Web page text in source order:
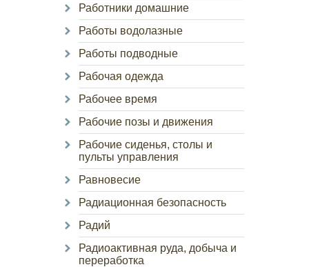
Работники домашние
Работы водолазные
Работы подводные
Рабочая одежда
Рабочее время
Рабочие позы и движения
Рабочие сиденья, столы и
пульты управления
Равновесие
Радиационная безопасность
Радий
Радиоактивная руда, добыча и
переработка